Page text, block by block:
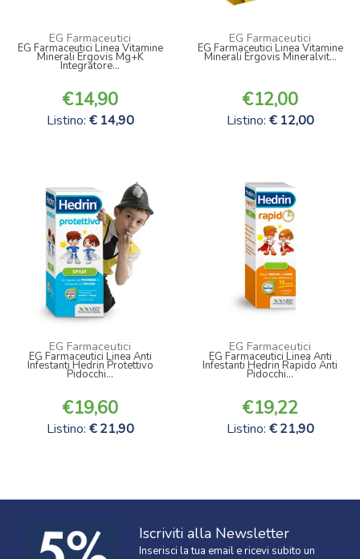
EG Farmaceutici
EG Farmaceutici Linea Vitamine
Minerali Ergovis Mg+K
Integratore...
14,90
Listino: 14,90
EG Farmaceutici
EG Farmaceutici Linea Vitamine
Minerali Ergovis Mineralvit...
12,00
Listino: 12,00
EG Farmaceutici
EG Farmaceutici Linea Anti
Infestanti Hedrin Protettivo
Pidocchi...
19,60
Listino: 21,90
EG Farmaceutici
EG Farmaceutici Linea Anti
Infestanti Hedrin Rapido Anti
Pidocchi...
19,22
Listino: 21,90
Iscriviti alla Newsletter
Inserisci la tua email e ricevi subito un